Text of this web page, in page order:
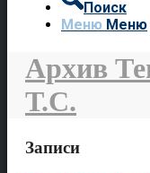
Поиск
Меню Меню
Архив
Т.С.
Записи